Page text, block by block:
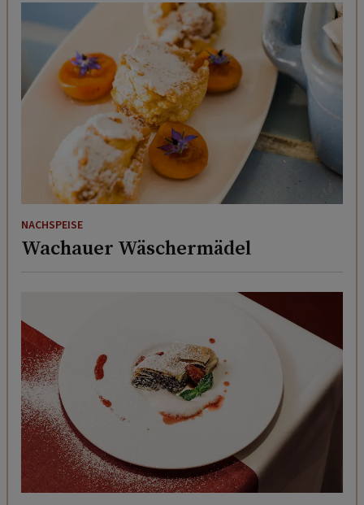
NACHSPEISE
Wachauer Wäschermädel